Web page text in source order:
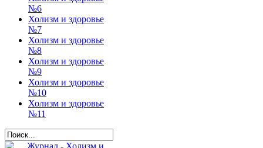
№6
Холизм и здоровье
№7
Холизм и здоровье
№8
Холизм и здоровье
№9
Холизм и здоровье
№10
Холизм и здоровье
№11